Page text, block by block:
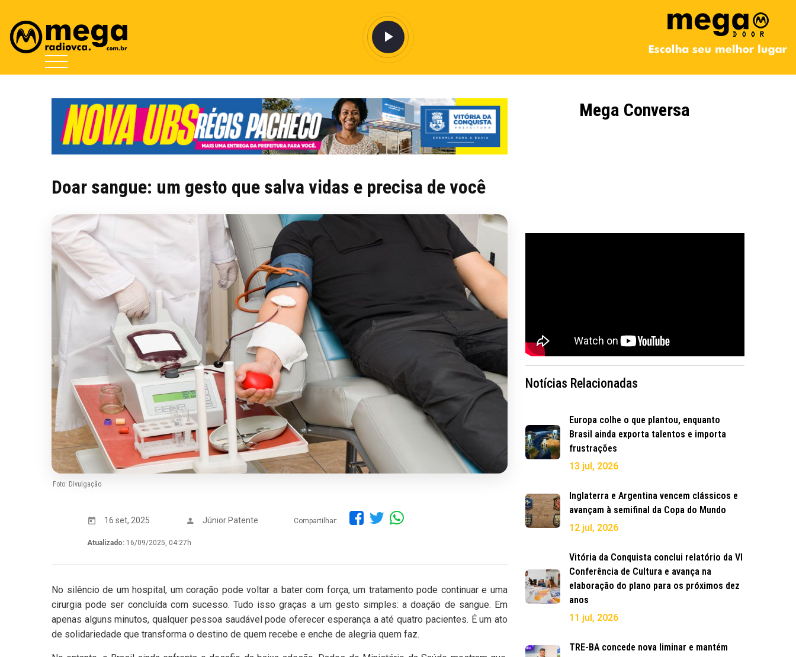
Doar sangue: um gesto que salva vidas e precisa de você
Foto: Divulgação
16 set, 2025 Júnior Patente Compartilhar:
Atualizado: 16/09/2025, 04:27h
No silêncio de um hospital, um coração pode voltar a bater com força, um tratamento pode continuar e uma
cirurgia pode ser concluída com sucesso. Tudo isso graças a um gesto simples: a doação de sangue. Em
apenas alguns minutos, qualquer pessoa saudável pode oferecer esperança a até quatro pacientes. É um ato
de solidariedade que transforma o destino de quem recebe e enche de alegria quem faz.
Mega Conversa
Notícias Relacionadas
Europa colhe o que plantou, enquanto
Brasil ainda exporta talentos e importa
frustrações
13 jul, 2026
Inglaterra e Argentina vencem clássicos e
avançam à semifinal da Copa do Mundo
12 jul, 2026
Vitória da Conquista conclui relatório da VI
Conferência de Cultura e avança na
elaboração do plano para os próximos dez
anos
11 jul, 2026
TRE-BA concede nova liminar e mantém